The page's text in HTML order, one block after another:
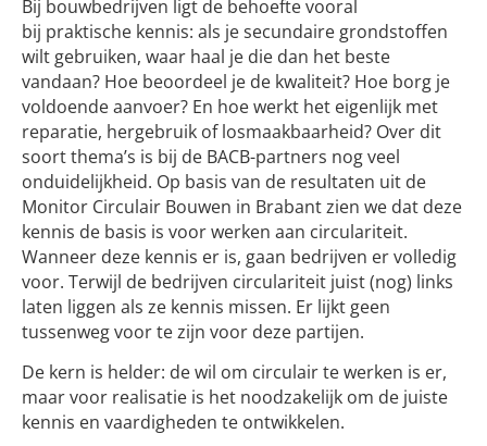
Bij bouwbedrijven ligt de behoefte vooral
bij praktische kennis: als je secundaire grondstoffen
wilt gebruiken, waar haal je die dan het beste
vandaan? Hoe beoordeel je de kwaliteit? Hoe borg je
voldoende aanvoer? En hoe werkt het eigenlijk met
reparatie, hergebruik of losmaakbaarheid? Over dit
soort thema’s is bij de BACB-partners nog veel
onduidelijkheid. Op basis van de resultaten uit de
Monitor Circulair Bouwen in Brabant zien we dat deze
kennis de basis is voor werken aan circulariteit.
Wanneer deze kennis er is, gaan bedrijven er volledig
voor. Terwijl de bedrijven circulariteit juist (nog) links
laten liggen als ze kennis missen. Er lijkt geen
tussenweg voor te zijn voor deze partijen.
De kern is helder: de wil om circulair te werken is er,
maar voor realisatie is het noodzakelijk om de juiste
kennis en vaardigheden te ontwikkelen.